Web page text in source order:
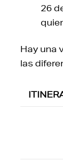
26
Hay una
las